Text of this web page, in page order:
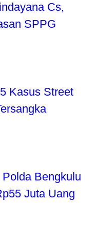
Cs,
SPPG
Kasus Street
Bengkulu
Juta Uang